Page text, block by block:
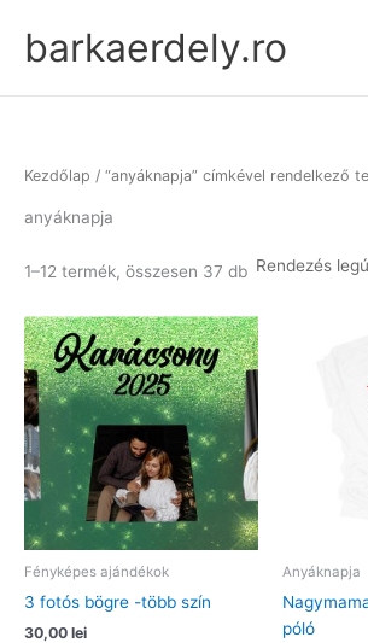
contentbarkaerdely.ro
Kezdőlap / “anyáknapja” címkével rendelkező
anyáknapja
1–12 termék, összesen 37 dbSorted
Fényképes ajándékok
3 fotós bögre -több szín
30,00 lei
Anyáknapja
póló